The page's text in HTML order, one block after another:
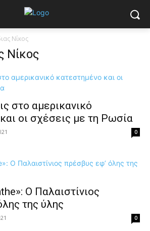
Νίκος
Νίκος
στο αμερικανικό
οι σχέσεις με τη Ρωσία
0
Ο Παλαιστίνιος
της ύλης
0